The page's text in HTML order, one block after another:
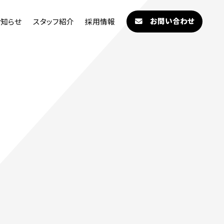
らせ スタッフ紹介 採用情報 お問い合わせ